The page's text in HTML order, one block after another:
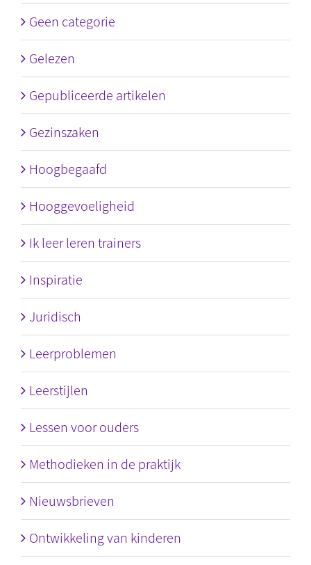
Geen categorie
Gelezen
Gepubliceerde artikelen
Gezinszaken
Hoogbegaafd
Hooggevoeligheid
Ik leer leren trainers
Inspiratie
Juridisch
Leerproblemen
Leerstijlen
Lessen voor ouders
Methodieken in de praktijk
Nieuwsbrieven
Ontwikkeling van kinderen